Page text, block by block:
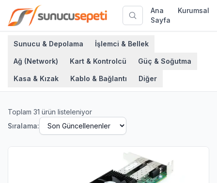
Ana
Sayfa
Kurumsal
Sunucu & Depolama İşlemci & Bellek
Ağ (Network) Kart & Kontrolcü Güç & Soğutma
Kasa & Kızak Kablo & Bağlantı Diğer
Toplam 31 ürün listeleniyor
Sıralama: